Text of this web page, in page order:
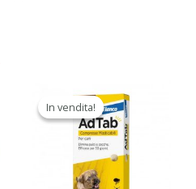
In vendita!
In vendita!
prezzo
originale
era:
35,90 €.